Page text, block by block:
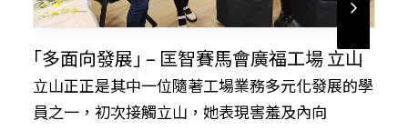
｢多面向發展｣ – 匡智賽馬會廣福工場 立山
立山正正是其中一位隨著工場業務多元化發展的學
員之一，初次接觸立山，她表現害羞及內向